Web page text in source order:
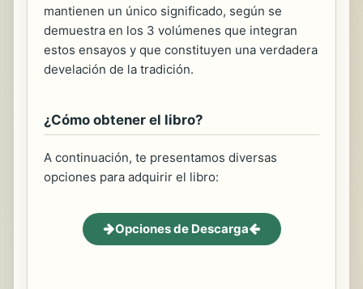
mantienen un único significado, según se
demuestra en los 3 volúmenes que integran
estos ensayos y que constituyen una verdadera
develación de la tradición.
¿Cómo obtener el libro?
A continuación, te presentamos diversas
opciones para adquirir el libro:
Opciones de Descarga